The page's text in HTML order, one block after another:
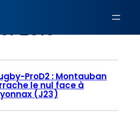
2019
ProD2 : Montauban
le nul face à
(J23)